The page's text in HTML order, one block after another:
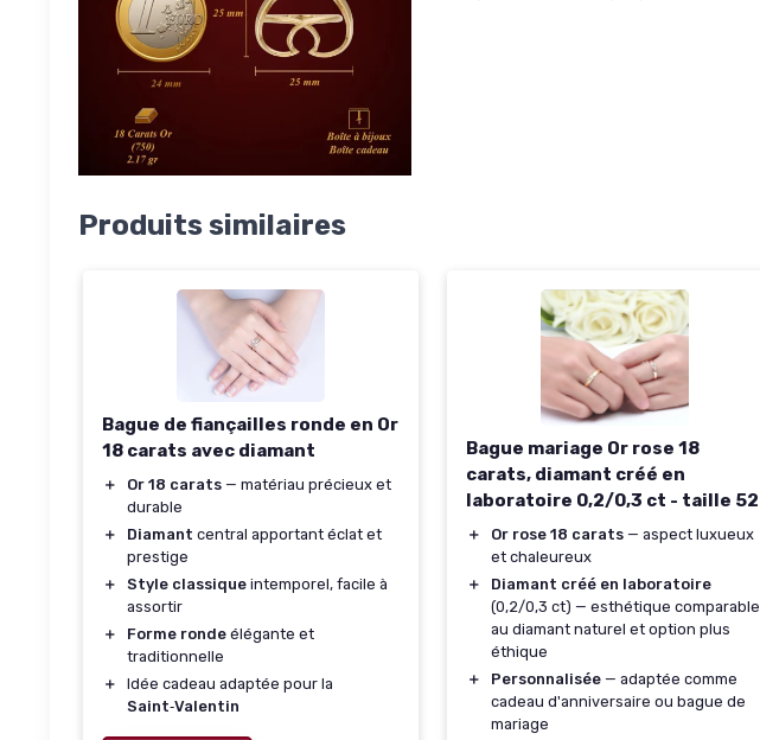
Produits similaires
Bague de fiançailles ronde en Or
18 carats avec diamant
＋ Or 18 carats — matériau précieux et
durable
＋
Diamant central apportant éclat et
prestige
＋
Style classique intemporel, facile à
assortir
＋
Forme ronde élégante et
traditionnelle
＋
Idée cadeau adaptée pour la
Saint‑Valentin
Bague mariage Or rose 18
carats, diamant créé en
laboratoire 0,2/0,3 ct - taille 52
＋ Or rose 18 carats — aspect luxueux
et chaleureux
＋
Diamant créé en laboratoire
(0,2/0,3 ct) — esthétique comparable
au diamant naturel et option plus
éthique
＋
Personnalisée — adaptée comme
cadeau d'anniversaire ou bague de
mariage